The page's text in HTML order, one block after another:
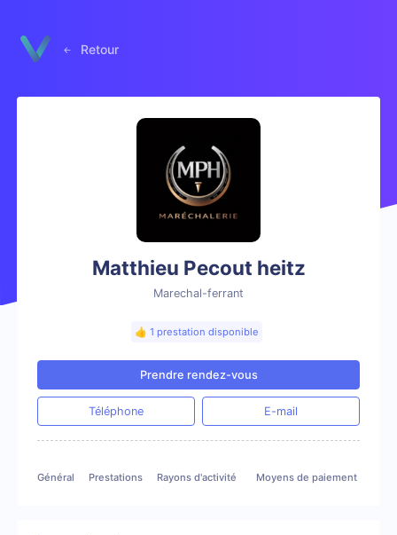
Retour
Matthieu Pecout heitz
Marechal-ferrant
👍 1 prestation disponible
Prendre rendez-vous
Téléphone E-mail
Général Prestations Rayons d'activité Moyens de paiement